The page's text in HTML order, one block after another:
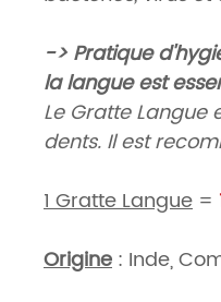
-> Pratique
la langue est
Le Gratte
dents. Il est
1 Gratte Langue =
Origine : Inde,